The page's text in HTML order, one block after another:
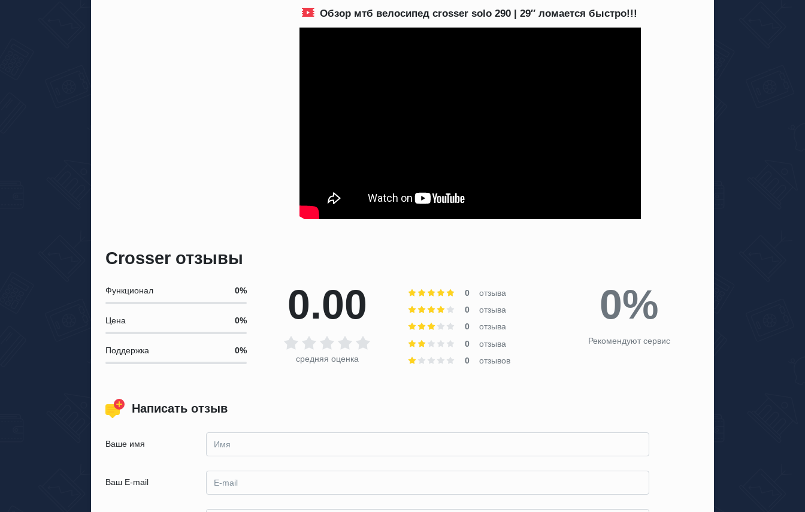
Обзор мтб велосипед crosser solo 290 | 29″ ломается быстро!!!
Crosser отзывы
Функционал
Цена
Поддержка
0.00
средняя оценка
0
отзыва
0
отзыва
0
отзыва
0
отзыва
0
отзывов
0%
Рекомендуют сервис
Написать отзыв
Ваше имя
Ваш E-mail